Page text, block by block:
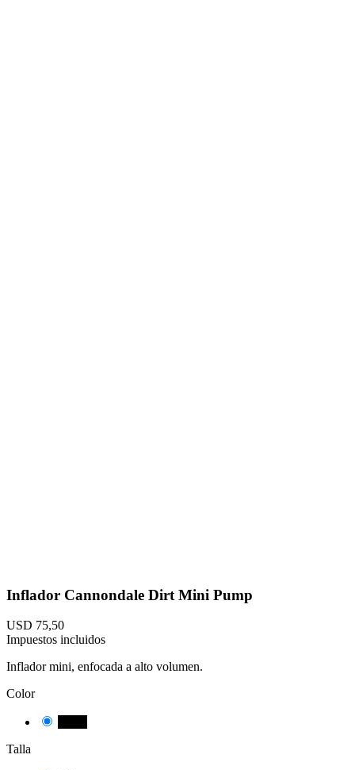
Inflador Cannondale Dirt Mini Pump
USD 75,50
Impuestos incluidos
Inflador mini, enfocada a alto volumen.
Color
Talla